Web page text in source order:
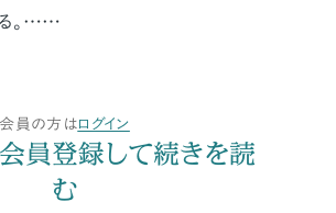
る。……
会員の方はログイン
員登録して続きを読
む